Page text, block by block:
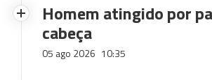
Homem atingido por
cabeça
05 ago 2026 10:35